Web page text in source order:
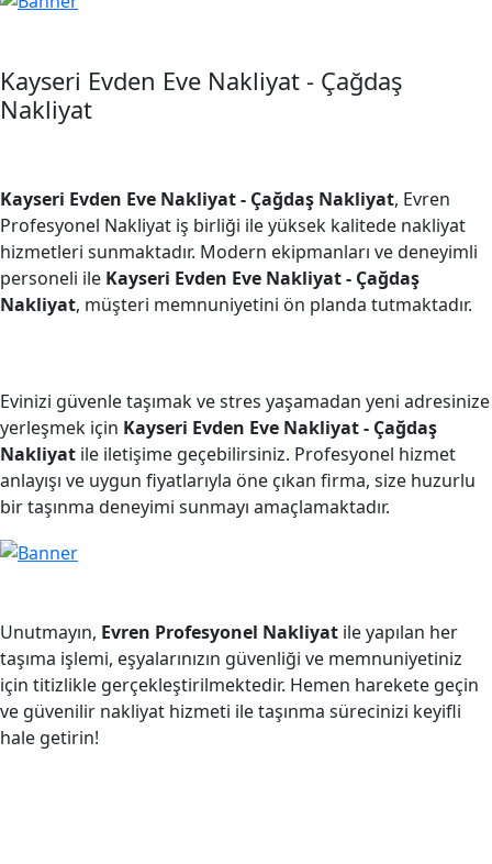
Kayseri Evden Eve Nakliyat - Çağdaş
Nakliyat
Kayseri Evden Eve Nakliyat - Çağdaş Nakliyat, Evren
Profesyonel Nakliyat iş birliği ile yüksek kalitede nakliyat
hizmetleri sunmaktadır. Modern ekipmanları ve deneyimli
personeli ile Kayseri Evden Eve Nakliyat - Çağdaş
Nakliyat, müşteri memnuniyetini ön planda tutmaktadır.
Evinizi güvenle taşımak ve stres yaşamadan yeni adresinize
yerleşmek için Kayseri Evden Eve Nakliyat - Çağdaş
Nakliyat ile iletişime geçebilirsiniz. Profesyonel hizmet
anlayışı ve uygun fiyatlarıyla öne çıkan firma, size huzurlu
bir taşınma deneyimi sunmayı amaçlamaktadır.
Unutmayın, Evren Profesyonel Nakliyat ile yapılan her
taşıma işlemi, eşyalarınızın güvenliği ve memnuniyetiniz
için titizlikle gerçekleştirilmektedir. Hemen harekete geçin
ve güvenilir nakliyat hizmeti ile taşınma sürecinizi keyifli
hale getirin!